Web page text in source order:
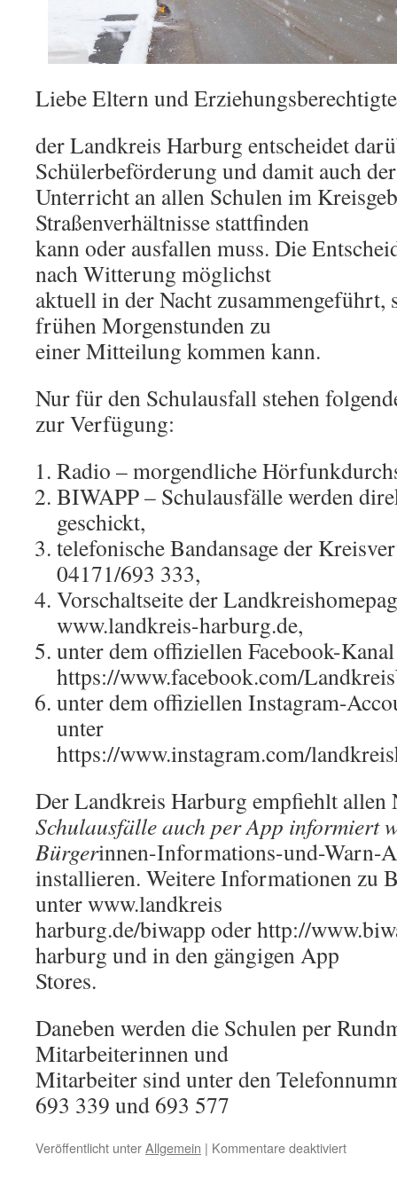
Liebe Eltern und
der Landkreis Harburg entscheidet
Schülerbeförderung und damit auch der
Unterricht an allen Schulen im
Straßenverhältnisse stattfinden
kann oder ausfallen muss. Die
nach Witterung möglichst
aktuell in der Nacht zusammengeführt,
frühen Morgenstunden zu
einer Mitteilung kommen kann.
Nur für den Schulausfall stehen
zur Verfügung:
Radio – morgendliche
BIWAPP – Schulausfälle werden
geschickt,
telefonische Bandansage der
04171/693 333,
Vorschaltseite der
www.landkreis-harburg.de,
unter dem offiziellen Facebook-
https://www.facebook.com/
unter dem offiziellen Instagram-
unter
https://www.instagram.com/
Der Landkreis Harburg empfiehlt allen
Schulausfälle auch per App informiert
Bürgerinnen-Informations-und-Warn-
installieren. Weitere Informationen zu
unter www.landkreis
harburg.de/biwapp oder http://
harburg und in den gängigen App
Stores.
Daneben werden die Schulen per
Mitarbeiterinnen und
Mitarbeiter sind unter den
693 339 und 693 577
Veröffentlicht unterAllgemein | Kommentare deaktiviertfür